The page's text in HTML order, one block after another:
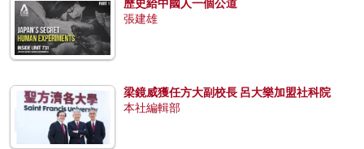
歷史給中國人一個公道
張建雄
梁鏡威獲任方大副校長 呂大樂加盟社科院
本社編輯部